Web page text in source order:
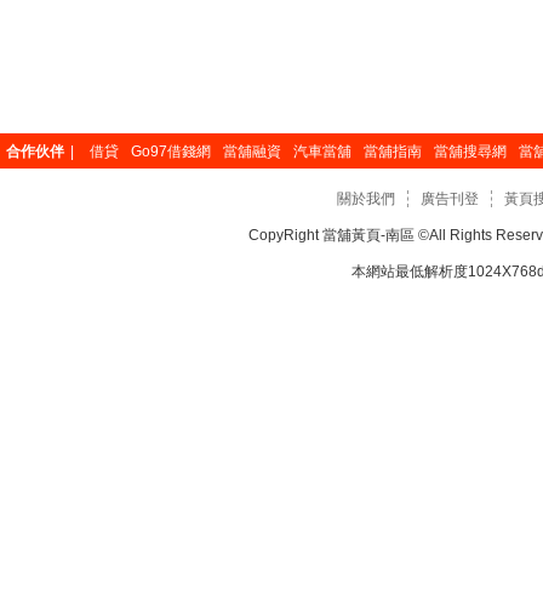
合作伙伴 借貸 Go97借錢網 當舖融資 汽車當舖 當舖指南 當舖搜尋網 當
關於我們 廣告刊登 黃頁
CopyRight當舖黃頁-南區 ©All Rights
本網站最低解析度